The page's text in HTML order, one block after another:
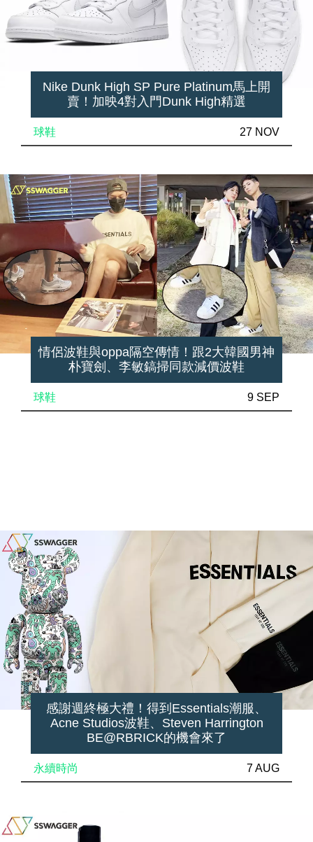
Nike Dunk High SP Pure Platinum馬上開
賣！加映4對入門Dunk High精選
球鞋 27 NOV
情侶波鞋與oppa隔空傳情！跟2大韓國男神
朴寶劍、李敏鎬掃同款減價波鞋
球鞋 9 SEP
感謝週終極大禮！得到Essentials潮服、
Acne Studios波鞋、Steven Harrington
BE@RBRICK的機會來了
永續時尚 7 AUG